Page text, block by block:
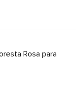
Rosa para